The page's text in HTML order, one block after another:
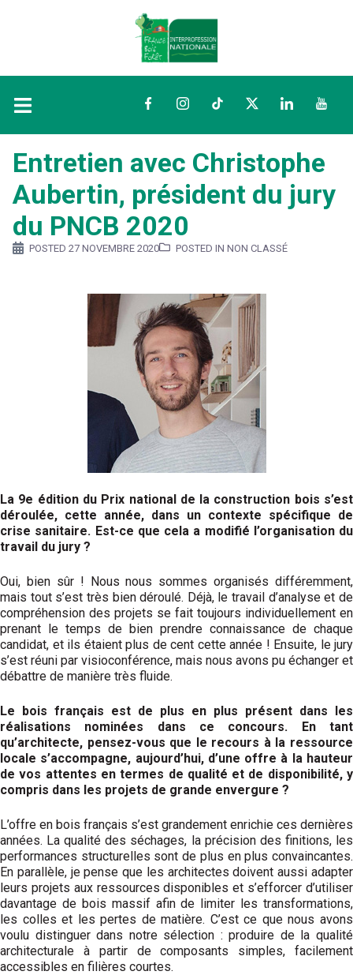
FacebookInstagramTikTokTwitterLinkedIn
Entretien avec Christophe
Aubertin, président du jury
du PNCB 2020
POSTED 27 NOVEMBRE 2020 POSTED IN NON CLASSÉ
La 9e édition du Prix national de la construction bois s’est
déroulée, cette année, dans un contexte spécifique de
crise sanitaire. Est-ce que cela a modifié l’organisation du
travail du jury ?
Oui, bien sûr ! Nous nous sommes organisés différemment,
mais tout s’est très bien déroulé. Déjà, le travail d’analyse et de
compréhension des projets se fait toujours individuellement en
prenant le temps de bien prendre connaissance de chaque
candidat, et ils étaient plus de cent cette année ! Ensuite, le jury
s’est réuni par visioconférence, mais nous avons pu échanger et
débattre de manière très fluide.
Le bois français est de plus en plus présent dans les
réalisations nominées dans ce concours. En tant
qu’architecte, pensez-vous que le recours à la ressource
locale s’accompagne, aujourd’hui, d’une offre à la hauteur
de vos attentes en termes de qualité et de disponibilité, y
compris dans les projets de grande envergure ?
L’offre en bois français s’est grandement enrichie ces dernières
années. La qualité des séchages, la précision des finitions, les
performances structurelles sont de plus en plus convaincantes.
En parallèle, je pense que les architectes doivent aussi adapter
leurs projets aux ressources disponibles et s’efforcer d’utiliser
davantage de bois massif afin de limiter les transformations,
les colles et les pertes de matière. C’est ce que nous avons
voulu distinguer dans notre sélection : produire de la qualité
architecturale à partir de composants simples, facilement
accessibles en filières courtes.